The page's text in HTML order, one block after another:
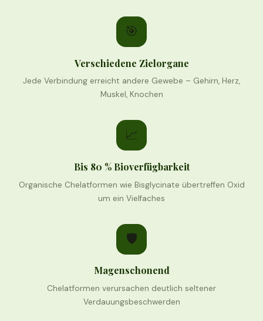
🎯
Verschiedene Zielorgane
Jede Verbindung erreicht andere Gewebe – Gehirn, Herz,
Muskel, Knochen
📈
Bis 80 % Bioverfügbarkeit
Organische Chelatformen wie Bisglycinate übertreffen Oxid
um ein Vielfaches
🛡️
Magenschonend
Chelatformen verursachen deutlich seltener
Verdauungsbeschwerden